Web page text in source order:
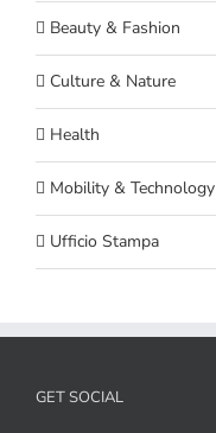
Beauty & Fashion
Culture & Nature
Health
Mobility & Technology
Ufficio Stampa
GET SOCIAL